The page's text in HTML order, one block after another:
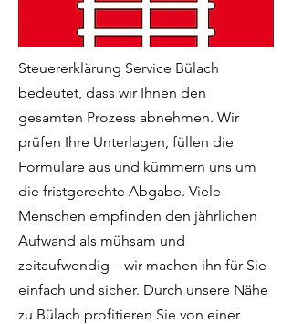
Steuererklärung Service Bülach
bedeutet, dass wir Ihnen den
gesamten Prozess abnehmen. Wir
prüfen Ihre Unterlagen, füllen die
Formulare aus und kümmern uns um
die fristgerechte Abgabe. Viele
Menschen empfinden den jährlichen
Aufwand als mühsam und
zeitaufwendig – wir machen ihn für Sie
einfach und sicher. Durch unsere Nähe
zu Bülach profitieren Sie von einer